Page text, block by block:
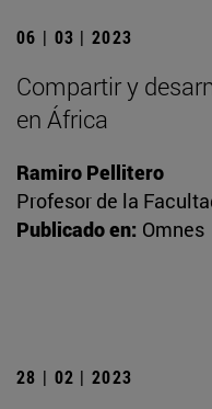
06 | 03 | 2023
Compartir y
en África
Ramiro Pellitero
Profesor de la
Publicado en: Omnes
28 | 02 | 2023